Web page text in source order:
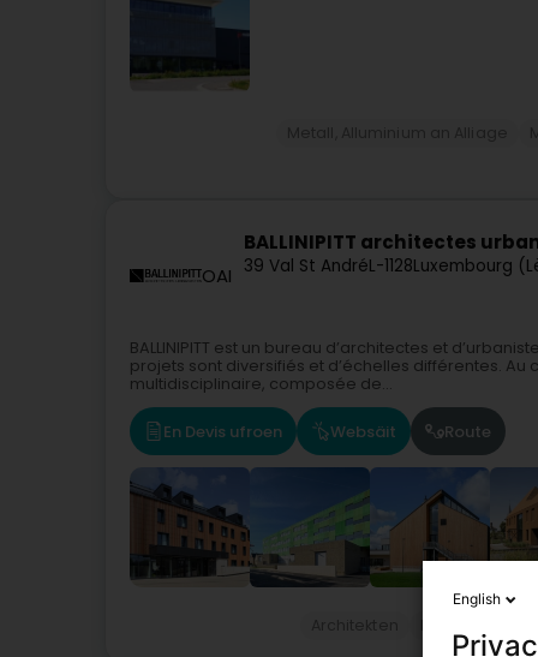
OAI
BALLINIPITT architectes
39 Val St AndréL-1128Luxembourg
BALLINIPITT est un bureau d’architectes et
projets sont diversifiés et d’échelles différentes.
multidisciplinaire, composée de...
En Devis ufroen Websäit Route
English